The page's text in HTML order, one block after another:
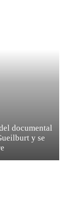
documental
y se